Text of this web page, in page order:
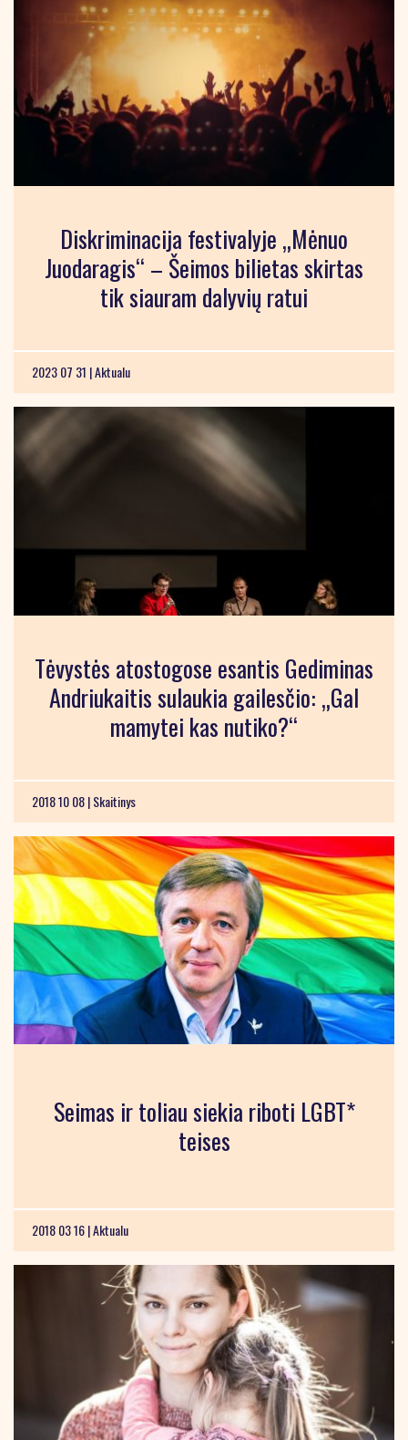
Diskriminacija festivalyje „Mėnuo
Juodaragis“ – Šeimos bilietas skirtas
tik siauram dalyvių ratui
2023 07 31 |Aktualu
Tėvystės atostogose esantis Gediminas
Andriukaitis sulaukia gailesčio: „Gal
mamytei kas nutiko?“
2018 10 08 |Skaitinys
Seimas ir toliau siekia riboti LGBT*
teises
2018 03 16 |Aktualu